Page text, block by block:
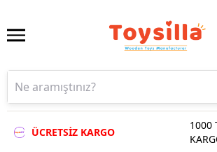
ÜCRETSİZ KARGO
1000